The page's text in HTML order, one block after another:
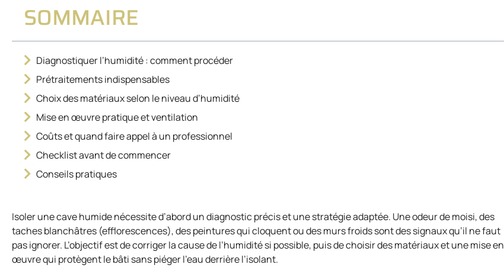
SOMMAIRE
Diagnostiquer l’humidité : comment procéder
Prétraitements indispensables
Choix des matériaux selon le niveau d’humidité
Mise en œuvre pratique et ventilation
Coûts et quand faire appel à un professionnel
Checklist avant de commencer
Conseils pratiques
Isoler une cave humide nécessite d’abord un diagnostic précis et une stratégie adaptée. Une odeur de moisi, des
taches blanchâtres (efflorescences), des peintures qui cloquent ou des murs froids sont des signaux qu’il ne faut
pas ignorer. L’objectif est de corriger la cause de l’humidité si possible, puis de choisir des matériaux et une mise en
œuvre qui protègent le bâti sans piéger l’eau derrière l’isolant.